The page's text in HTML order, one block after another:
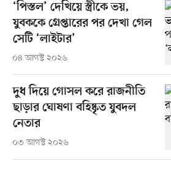
‘পিস্তল’ দেখিয়ে স্ত্রীকে ভয়,
যুবককে গ্রেপ্তারের পর দেখা গেল
সেটি ‘লাইটার’
০৪ আগস্ট ২০২৬
দুধ দিয়ে গোসল করে রাজনীতি
ছাড়ার ঘোষণা বহিষ্কৃত যুবদল
নেতার
০৩ আগস্ট ২০২৬